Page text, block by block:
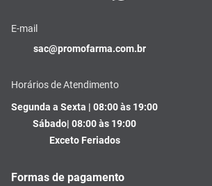
E-mail
sac@promofarma.com.br
Horários de Atendimento
Segunda a Sexta | 08:00 às 19:00
Sábado| 08:00 às 19:00
Exceto Feriados
Formas de pagamento